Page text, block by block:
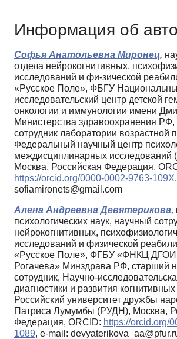
Информация об
Софья Анатольевна Миронец,
отдела нейрокогнитивных,
исследований и фи-зической
«Русское Поле», ФБГУ
исследовательский центр детской
онкологии и иммунологии имени
Министерства здравоохранения
сотрудник лаборатории возрастной
Федеральный научный центр
междисциплинарных
Москва, Российская Федерация,
https://orcid.org/0000-0002-9763-109X
sofiamironets@gmail.com
Алена Андреевна Девятерикова,
психологических наук, научный
нейрокогнитивных,
исследований и физической
«Русское Поле», ФГБУ «ФНКЦ ДГОИ
Рогачева» Минздрава РФ, старший
сотрудник, Научно-
диагностики и развития
Российский университет дружбы
Патриса Лумумбы (РУДН), Москва,
Федерация, ORCID: https://orcid.org/
1089, e-mail: